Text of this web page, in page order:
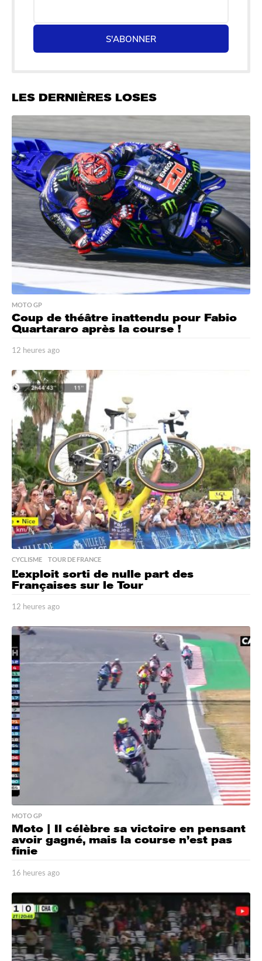
S'ABONNER
LES DERNIÈRES LOSES
MOTO GP
Coup de théâtre inattendu pour Fabio
Quartararo après la course !
12 heures ago
h
e
u
r
e
s
a
g
o
CYCLISME ,TOUR DE FRANCE
L’exploit sorti de nulle part des
Françaises sur le Tour
12 heures ago
h
r
g
MOTO GP
Moto | Il célèbre sa victoire en pensant
avoir gagné, mais la course n’est pas
finie
16 heures ago
h